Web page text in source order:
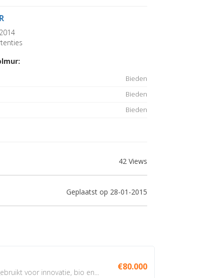
Bieden
Bieden
Bieden
42 Views
Geplaatst op 28-01-2015
voor innovatie, bio en...
€80.000